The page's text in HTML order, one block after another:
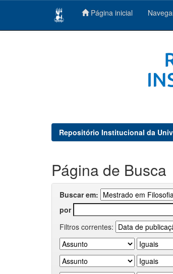
Página inicial
Repositório Institucional da
Página de Busca
Buscar em:
por
Filtros correntes: